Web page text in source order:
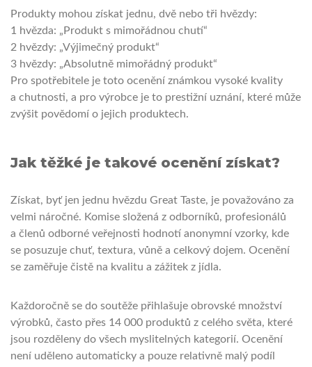
Produkty mohou získat jednu, dvě nebo tři hvězdy:
1 hvězda: „Produkt s mimořádnou chutí“
2 hvězdy: „Výjimečný produkt“
3 hvězdy: „Absolutně mimořádný produkt“
Pro spotřebitele je toto ocenění známkou vysoké kvality
a chutnosti, a pro výrobce je to prestižní uznání, které může
zvýšit povědomí o jejich produktech.
Jak těžké je takové ocenění získat?
Získat, byť jen jednu hvězdu Great Taste, je považováno za
velmi náročné. Komise složená z odborníků, profesionálů
a členů odborné veřejnosti hodnotí anonymní vzorky, kde
se posuzuje chuť, textura, vůně a celkový dojem. Ocenění
se zaměřuje čistě na kvalitu a zážitek z jídla.
Každoročně se do soutěže přihlašuje obrovské množství
výrobků, často přes 14 000 produktů z celého světa, které
jsou rozděleny do všech myslitelných kategorií. Ocenění
není uděleno automaticky a pouze relativně malý podíl